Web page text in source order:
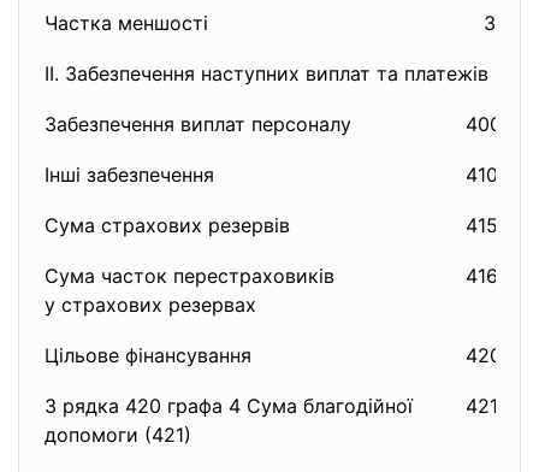
Частка меншості 385
II. Забезпечення наступних виплат та платежів
Забезпечення виплат персоналу 400
Інші забезпечення 410
Сума страхових резервів 415
Сума часток перестраховиків
у страхових резервах
416
Цільове фінансування 420
З рядка 420 графа 4 Сума благодійної
допомоги (421)
421